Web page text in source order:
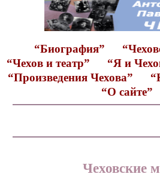
“Биография”
“Чехов и театр”
“Я и
“Произведения Чехова”
“О сайте”
Чеховские